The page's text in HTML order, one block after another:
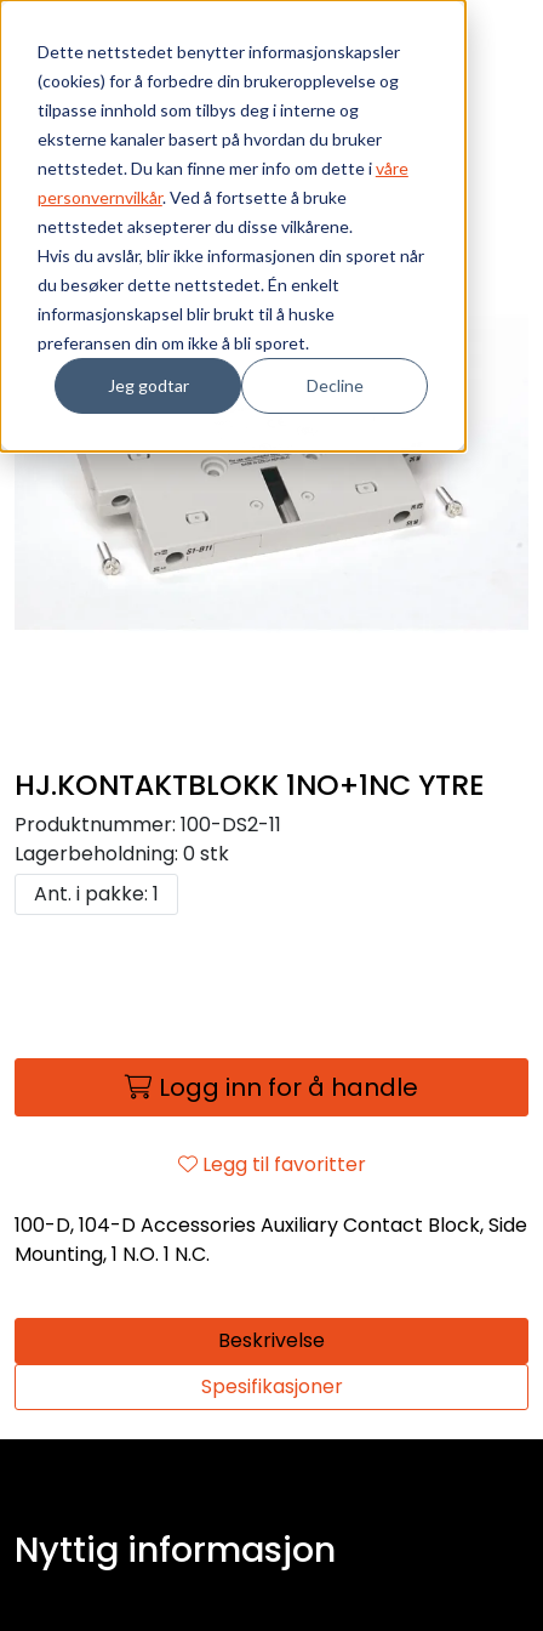
Dette nettstedet benytter informasjonskapsler
(cookies) for å forbedre din brukeropplevelse og
tilpasse innhold som tilbys deg i interne og
eksterne kanaler basert på hvordan du bruker
nettstedet. Du kan finne mer info om dette ivåre
personvernvilkår. Ved å fortsette å bruke
nettstedet aksepterer du disse vilkårene.
Hvis du avslår, blir ikke informasjonen din sporet når
du besøker dette nettstedet. Én enkelt
informasjonskapsel blir brukt til å huske
preferansen din om ikke å bli sporet.
Jeg godtar Decline
Skip to main content
HJ.KONTAKTBLOKK 1NO+1NC YTRE
Produktnummer: 100-DS2-11
Lagerbeholdning: 0 stk
Ant. i pakke: 1
Logg inn for å handle
Legg til favoritter
100-D, 104-D Accessories Auxiliary Contact Block, Side
Mounting, 1 N.O. 1 N.C.
Beskrivelse
Spesifikasjoner
Nyttig informasjon
Bærekraft
Vi tilbyr
Ressurser
Om oss